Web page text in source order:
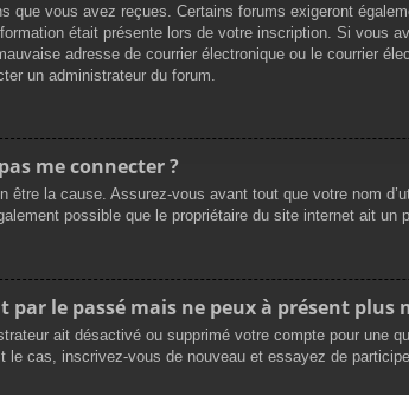
que vous avez reçues. Certains forums exigeront
était présente lors de votre inscription. Si vous
adresse de courrier électronique ou le courrier
un administrateur du forum.
me connecter ?
être la cause. Assurez-vous avant tout que votre nom
possible que le propriétaire du site internet ait un
par le passé mais ne peux à présent plus
ait désactivé ou supprimé votre compte pour
le cas, inscrivez-vous de nouveau et essayez de